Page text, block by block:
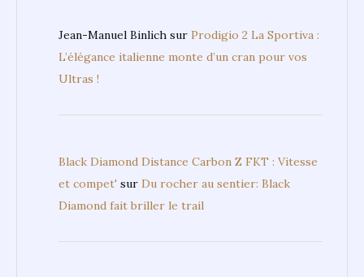
Jean-Manuel Binlich sur Prodigio 2 La Sportiva :
L’élégance italienne monte d’un cran pour vos
Ultras !
Black Diamond Distance Carbon Z FKT : Vitesse
et compet' sur Du rocher au sentier: Black
Diamond fait briller le trail